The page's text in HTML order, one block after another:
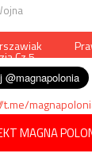
Cz.5
t.me/
MAGNA